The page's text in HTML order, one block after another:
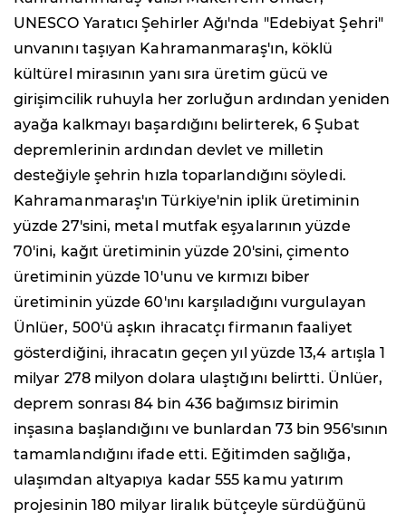
UNESCO Yaratıcı Şehirler Ağı'nda "Edebiyat Şehri"
unvanını taşıyan Kahramanmaraş'ın, köklü
kültürel mirasının yanı sıra üretim gücü ve
girişimcilik ruhuyla her zorluğun ardından yeniden
ayağa kalkmayı başardığını belirterek, 6 Şubat
depremlerinin ardından devlet ve milletin
desteğiyle şehrin hızla toparlandığını söyledi.
Kahramanmaraş'ın Türkiye'nin iplik üretiminin
yüzde 27'sini, metal mutfak eşyalarının yüzde
70'ini, kağıt üretiminin yüzde 20'sini, çimento
üretiminin yüzde 10'unu ve kırmızı biber
üretiminin yüzde 60'ını karşıladığını vurgulayan
Ünlüer, 500'ü aşkın ihracatçı firmanın faaliyet
gösterdiğini, ihracatın geçen yıl yüzde 13,4 artışla 1
milyar 278 milyon dolara ulaştığını belirtti. Ünlüer,
deprem sonrası 84 bin 436 bağımsız birimin
inşasına başlandığını ve bunlardan 73 bin 956'sının
tamamlandığını ifade etti. Eğitimden sağlığa,
ulaşımdan altyapıya kadar 555 kamu yatırım
projesinin 180 milyar liralık bütçeyle sürdüğünü